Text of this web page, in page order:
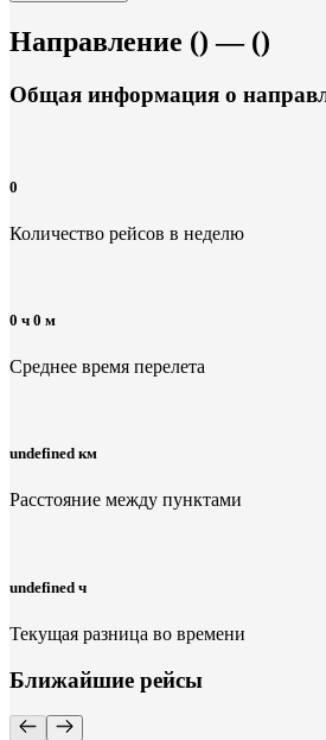
Направление () — ()
Общая информация о
0
Количество рейсов в неделю
0 ч 0 м
Среднее время перелета
undefined км
Расстояние между пунктами
undefined ч
Текущая разница во времени
Ближайшие рейсы